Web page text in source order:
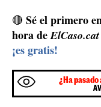
🔴 Sé el primero
hora deElCaso.cat
¡es gratis!
¿Ha pasado